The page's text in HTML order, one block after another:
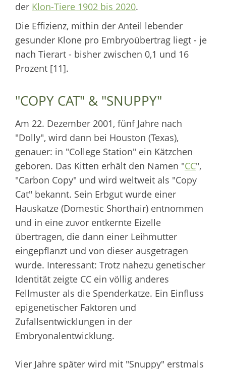
der Klon-Tiere 1902 bis 2020.
Die Effizienz, mithin der Anteil lebender
gesunder Klone pro Embryoübertrag liegt - je
nach Tierart - bisher zwischen 0,1 und 16
Prozent [11].
"COPY CAT" & "SNUPPY"
Am 22. Dezember 2001, fünf Jahre nach
"Dolly", wird dann bei Houston (Texas),
genauer: in "College Station" ein Kätzchen
geboren. Das Kitten erhält den Namen "CC",
"Carbon Copy" und wird weltweit als "Copy
Cat" bekannt. Sein Erbgut wurde einer
Hauskatze (Domestic Shorthair) entnommen
und in eine zuvor entkernte Eizelle
übertragen, die dann einer Leihmutter
eingepflanzt und von dieser ausgetragen
wurde. Interessant: Trotz nahezu genetischer
Identität zeigte CC ein völlig anderes
Fellmuster als die Spenderkatze. Ein Einfluss
epigenetischer Faktoren und
Zufallsentwicklungen in der
Embryonalentwicklung.
Vier Jahre später wird mit "Snuppy" erstmals